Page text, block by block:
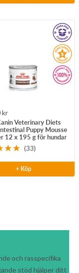
kr
Veterinary Diets
Puppy Mousse
12 x 195 g för hundar
(33)
+ Köp
och rasspecifika
stöd hjälper ditt